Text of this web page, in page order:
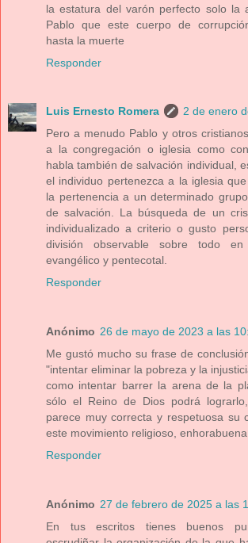
la estatura del varón perfecto solo la
Pablo que este cuerpo de
hasta la muerte
Responder
Luis Ernesto Romera
2 de enero
Pero a menudo Pablo y otros
a la congregación o iglesia como
habla también de salvación individual,
el individuo pertenezca a la iglesia
la pertenencia a un determinado
de salvación. La búsqueda de un
individualizado a criterio o gusto
división observable sobre todo en
evangélico y pentecotal.
Responder
Anónimo 26 de mayo de 2023 a las
Me gustó mucho su frase de
"intentar eliminar la pobreza y la
como intentar barrer la arena de la
sólo el Reino de Dios podrá
parece muy correcta y respetuosa su
este movimiento religioso,
Responder
Anónimo 27 de febrero de 2025 a las
En tus escritos tienes buenos